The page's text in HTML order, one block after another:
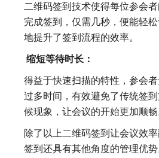
二维码签到技术使得每位参会
完成签到，仅需几秒，便能轻
地提升了签到流程的效率。
缩短等待时长：
得益于快速扫描的特性，参会
过多时间，有效避免了传统签
候现象，让会议的开始更加顺畅
除了以上二维码签到让会议效
签到还具有其他角度的管理优势